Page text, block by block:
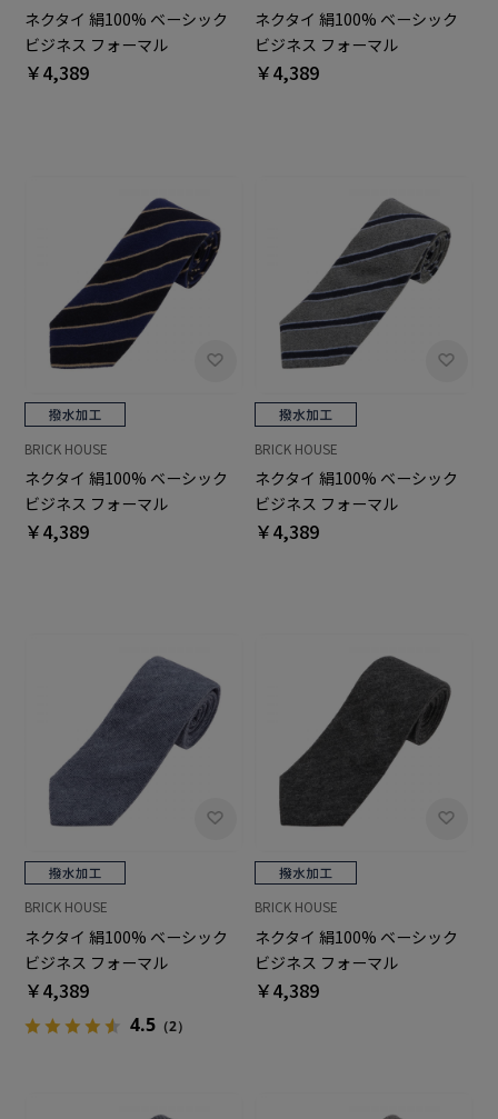
ネクタイ 絹100% ベーシック
ビジネス フォーマル
￥4,389
ネクタイ 絹100% ベーシック
ビジネス フォーマル
￥4,389
BRICK HOUSE
ネクタイ 絹100% ベーシック
ビジネス フォーマル
￥4,389
BRICK HOUSE
ネクタイ 絹100% ベーシック
ビジネス フォーマル
￥4,389
BRICK HOUSE
ネクタイ 絹100% ベーシック
ビジネス フォーマル
￥4,389
4.5（2）
BRICK HOUSE
ネクタイ 絹100% ベーシック
ビジネス フォーマル
￥4,389